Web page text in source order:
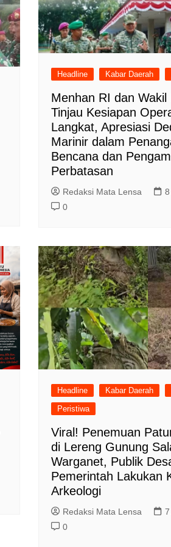
Headline Kabar Daerah
Menhan RI dan Wakil
Tinjau Kesiapan
Langkat, Apresiasi
Marinir dalam
Bencana dan
Perbatasan
Redaksi Mata Lensa
0
Headline Kabar Daerah
Peristiwa
Viral! Penemuan
di Lereng Gunung
Warganet, Publik
Pemerintah Lakukan
Arkeologi
Redaksi Mata Lensa
0